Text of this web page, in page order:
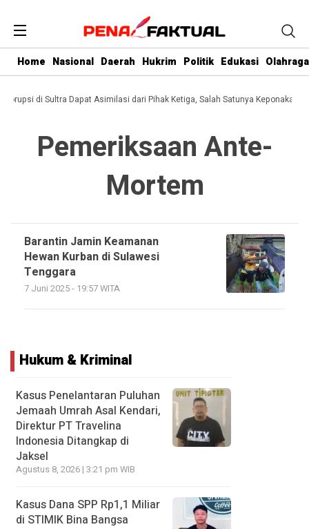
Home Nasional Daerah Hukrim Politik Edukasi Olahraga
Korupsi di Sultra Dapat Asimilasi dari Pihak Ketiga, Salah Satunya Keponakan
Pemeriksaan Ante-
Mortem
Barantin Jamin Keamanan
Hewan Kurban di Sulawesi
Tenggara
7 Juni 2025 - 19:57 WITA
Hukum & Kriminal
Kasus Penelantaran Puluhan
Jemaah Umrah Asal Kendari,
Direktur PT Travelina
Indonesia Ditangkap di
Jaksel
Agustus 8, 2026 | 3:21 pm WIB
Kasus Dana SPP Rp1,1 Miliar
di STIMIK Bina Bangsa